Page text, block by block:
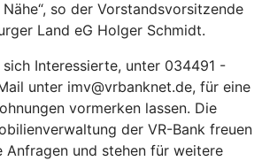
so der Vorstandsvorsitzende
Land eG Holger Schmidt.
Interessierte, unter 034491 -
unter imv@vrbanknet.de, für eine
vormerken lassen. Die
der VR-Bank freuen
Anfragen und stehen für weitere